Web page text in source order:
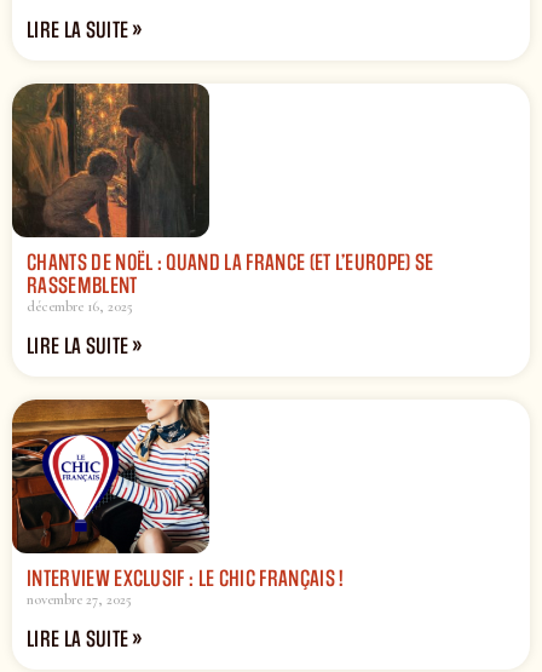
LIRE LA SUITE »
CHANTS DE NOËL : QUAND LA FRANCE (ET L’EUROPE) SE
RASSEMBLENT
décembre 16, 2025
LIRE LA SUITE »
INTERVIEW EXCLUSIF : LE CHIC FRANÇAIS !
novembre 27, 2025
LIRE LA SUITE »